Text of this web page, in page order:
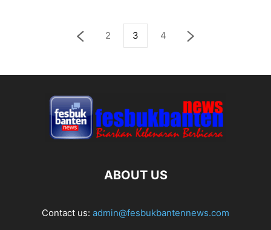
2 3 4
ABOUT US
Contact us: admin@fesbukbantennews.com